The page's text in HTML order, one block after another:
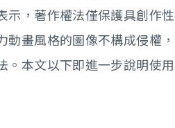
示，著作權法僅保護具創作性
畫風格的圖像不構成侵權，
。本文以下即進一步說明使用